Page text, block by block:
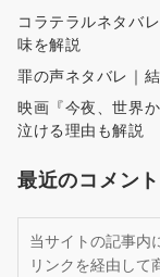
コラテラルネタバ
味を解説
罪の声ネタバレ｜
映画『今夜、世界
泣ける理由も解説
最近のコメント
当サイトの記事内
リンクを経由して